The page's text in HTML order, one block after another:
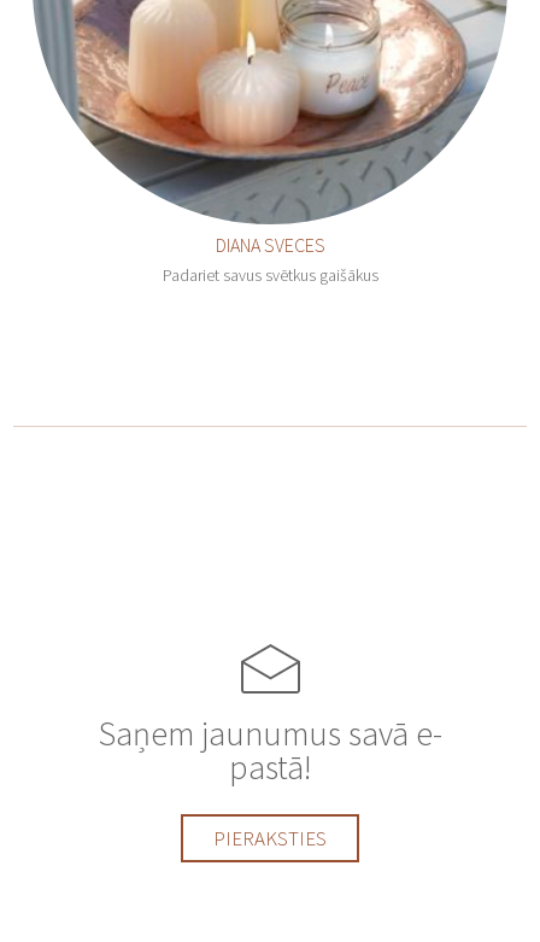
DIANA SVECES
Padariet savus svētkus gaišākus
Saņem jaunumus savā e-
pastā!
PIERAKSTIES